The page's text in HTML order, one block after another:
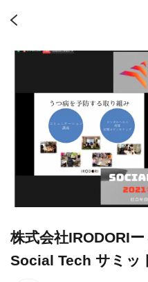
株式会社IRODORI
Social Tech サミッ